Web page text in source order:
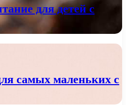
для детей с
самых маленьких с